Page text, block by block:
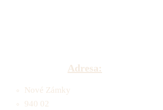
Adresa:
Nové Zámky
940 02